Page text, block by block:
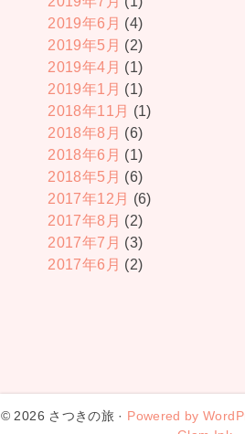
2019年6月 (4)
2019年5月 (2)
2019年4月 (1)
2019年1月 (1)
2018年11月 (1)
2018年8月 (6)
2018年6月 (1)
2018年5月 (6)
2017年12月 (6)
2017年8月 (2)
2017年7月 (3)
2017年6月 (2)
© 2026 さつきの旅 · Powered by